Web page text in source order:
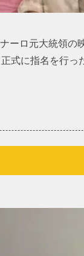
ーロ元大統領の
式に指名を行っ